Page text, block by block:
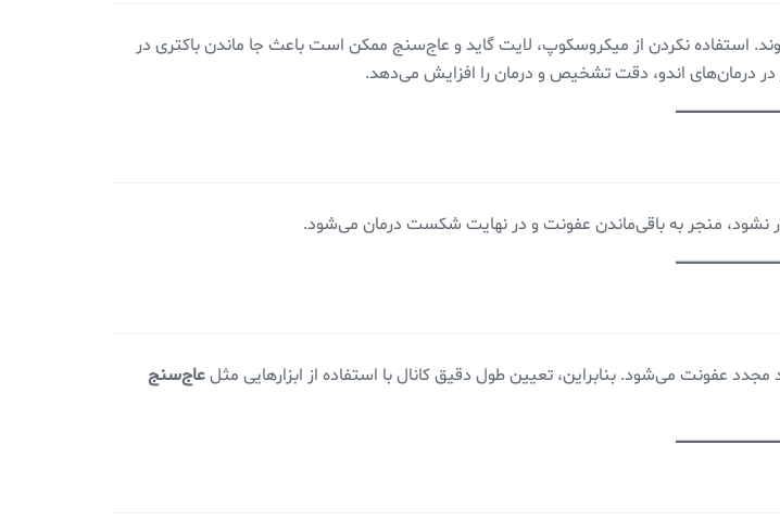
استفاده نکردن از میکروسکوپ، لایت گاید و عاج‌سنج ممکن است باعث جا ماندن باکتری در
در درمان‌های اندو، دقت تشخیص و درمان را افزایش می‌دهد.
نشود، منجر به باقی‌ماندن عفونت و در نهایت شکست درمان می‌شود.
مجدد عفونت می‌شود. بنابراین، تعیین طول دقیق کانال با استفاده از ابزارهایی مثلعاج‌سنج